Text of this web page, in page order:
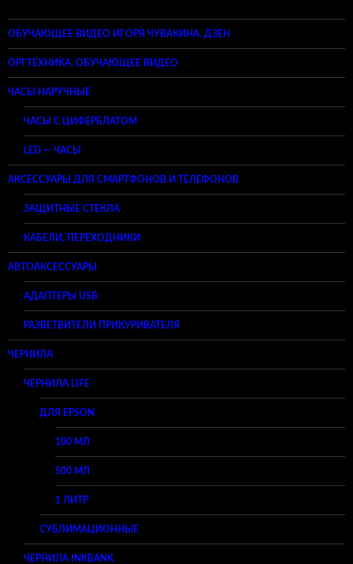
ОБУЧАЮЩЕЕ ВИДЕО ИГОРЯ ЧУВАКИНА. ДЗЕН
ОРГТЕХНИКА. ОБУЧАЮЩЕЕ ВИДЕО
ЧАСЫ НАРУЧНЫЕ
ЧАСЫ С ЦИФЕРБЛАТОМ
LED — ЧАСЫ
АКСЕССУАРЫ ДЛЯ СМАРТФОНОВ И ТЕЛЕФОНОВ
ЗАЩИТНЫЕ СТЕКЛА
КАБЕЛИ, ПЕРЕХОДНИКИ
АВТОАКСЕССУАРЫ
АДАПТЕРЫ USB
РАЗВЕТВИТЕЛИ ПРИКУРИВАТЕЛЯ
ЧЕРНИЛА
ЧЕРНИЛА LIFE
ДЛЯ EPSON
100 МЛ
500 МЛ
1 ЛИТР
СУБЛИМАЦИОННЫЕ
ЧЕРНИЛА INKBANK